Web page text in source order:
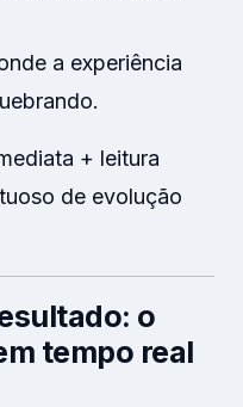
a experiência
+ leitura
de evolução
o
tempo real